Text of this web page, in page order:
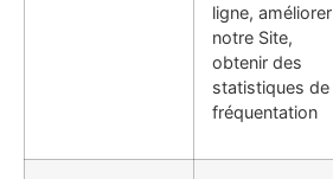
ligne, améliorer
notre Site,
obtenir des
statistiques de
fréquentation